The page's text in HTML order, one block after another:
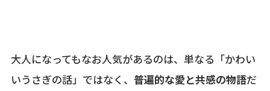
大人になってもなお人気があるのは、単なる「かわい
いうさぎの話」ではなく、 普遍的な愛と共感の物語だ